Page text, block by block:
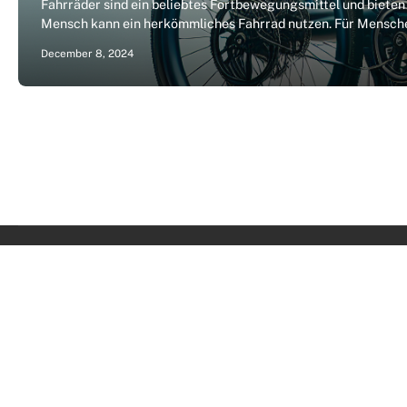
Fahrräder sind ein beliebtes Fortbewegungsmittel und
Mensch kann ein herkömmliches Fahrrad nutzen. Für
December 8, 2024